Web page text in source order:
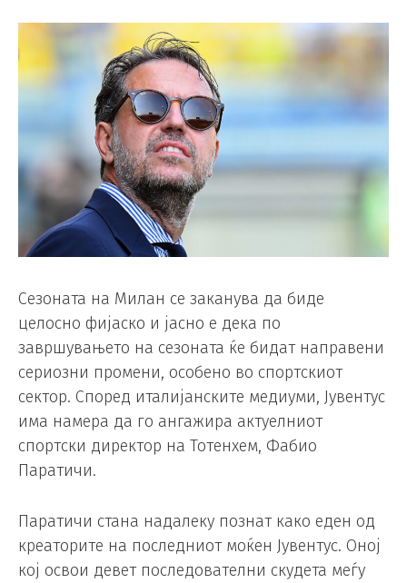
Сезоната на Милан се заканува да биде
целосно фијаско и јасно е дека по
завршувањето на сезоната ќе бидат направени
сериозни промени, особено во спортскиот
сектор. Според италијанските медиуми, Јувентус
има намера да го ангажира актуелниот
спортски директор на Тотенхем, Фабио
Паратичи.
Паратичи стана надалеку познат како еден од
креаторите на последниот моќен Јувентус. Оној
кој освои девет последователни скудета меѓу